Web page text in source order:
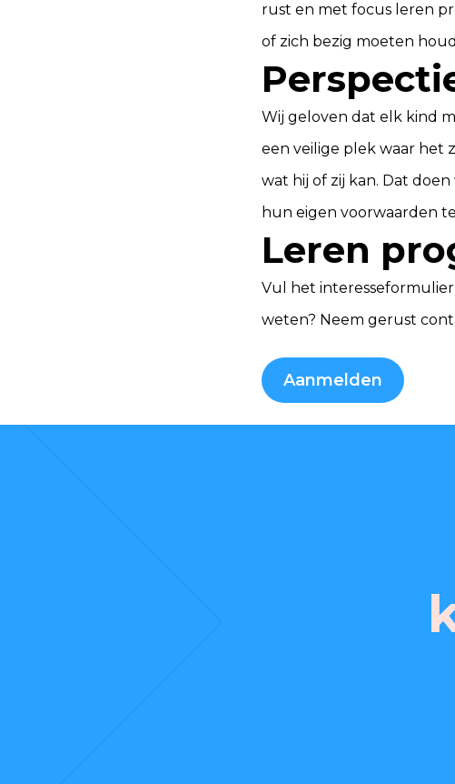
rust en met focus leren
of zich bezig moeten
Wij geloven dat elk kind
een veilige plek waar het
wat hij of zij kan. Dat
hun eigen voorwaarden
Leren
Vul het interesseformulier
weten? Neem gerust
Aanmelden